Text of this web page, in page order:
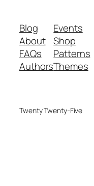
Blog
About
FAQs
Authors
Events
Shop
Patterns
Themes
Twenty Twenty-Five